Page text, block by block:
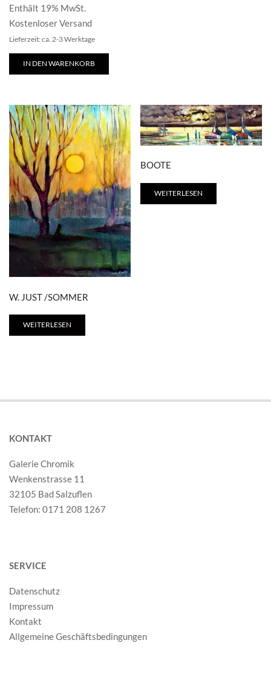
Enthält 19% MwSt.
Kostenloser Versand
Lieferzeit: ca. 2-3 Werktage
IN DEN WARENKORB
W. JUST /SOMMER
WEITERLESEN
BOOTE
WEITERLESEN
KONTAKT
Galerie Chromik
Wenkenstrasse 11
32105 Bad Salzuflen
Telefon: 0171 208 1267
SERVICE
Datenschutz
Impressum
Kontakt
Allgemeine Geschäftsbedingungen